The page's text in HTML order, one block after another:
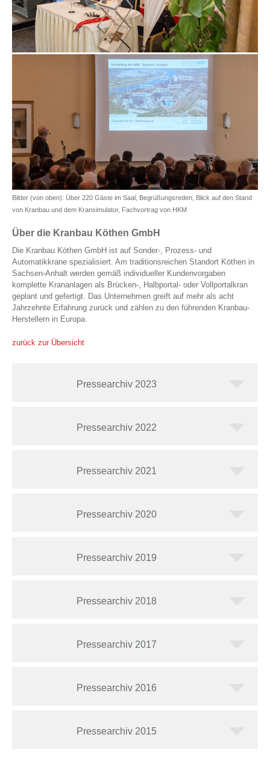
Bilder (von oben): Über 220 Gäste im Saal, Begrüßungsreden, Blick auf den Stand
von Kranbau und dem Kransimulator, Fachvortrag von HKM
Über die Kranbau Köthen GmbH
Die Kranbau Köthen GmbH ist auf Sonder-, Prozess- und
Automatikkrane spezialisiert. Am traditionsreichen Standort Köthen in
Sachsen-Anhalt werden gemäß individueller Kundenvorgaben
komplette Krananlagen als Brücken-, Halbportal- oder Vollportalkran
geplant und gefertigt. Das Unternehmen greift auf mehr als acht
Jahrzehnte Erfahrung zurück und zählen zu den führenden Kranbau-
Herstellern in Europa.
zurück zur Übersicht
Pressearchiv 2023
Pressearchiv 2022
Pressearchiv 2021
Pressearchiv 2020
Pressearchiv 2019
Pressearchiv 2018
Pressearchiv 2017
Pressearchiv 2016
Pressearchiv 2015